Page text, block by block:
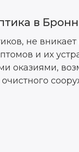
в
не
и их
оказиями,